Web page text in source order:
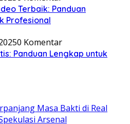
Terbaik: Panduan
Profesional
0 Komentar
Panduan Lengkap untuk